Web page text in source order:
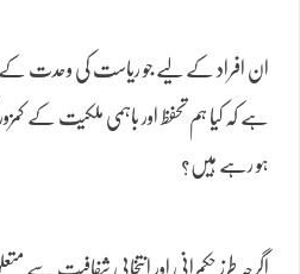
ان افراد کے لیے جو ریاست کی وحدت کے
ہے کہ کیا ہم تحفظ اور باہمی ملکیت کے
ہو رہے ہیں؟
اگرچہ طرزِ حکمرانی اور انتخابی شفافیت